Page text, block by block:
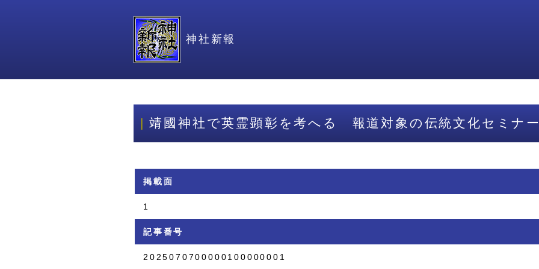
神社新報
靖國神社で英霊顕彰を考へる 報道対象の伝統文化セミナ
掲載面
1
記事番号
2025070700000100000001